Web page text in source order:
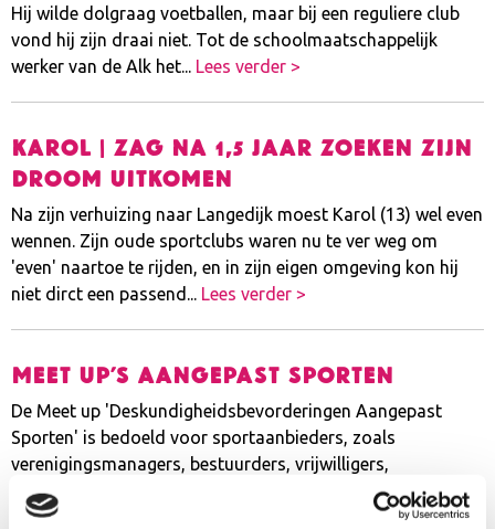
Hij wilde dolgraag voetballen, maar bij een reguliere club
vond hij zijn draai niet. Tot de schoolmaatschappelijk
werker van de Alk het... Lees verder >
Karol | Zag na 1,5 jaar zoeken zijn
droom uitkomen
Na zijn verhuizing naar Langedijk moest Karol (13) wel even
wennen. Zijn oude sportclubs waren nu te ver weg om
'even' naartoe te rijden, en in zijn eigen omgeving kon hij
niet dirct een passend... Lees verder >
Meet Up’s Aangepast Sporten
De Meet up 'Deskundigheidsbevorderingen Aangepast
Sporten' is bedoeld voor sportaanbieders, zoals
verenigingsmanagers, bestuurders, vrijwilligers,
verenigingsondersteuners en andere belangstellende...Lees
verder >